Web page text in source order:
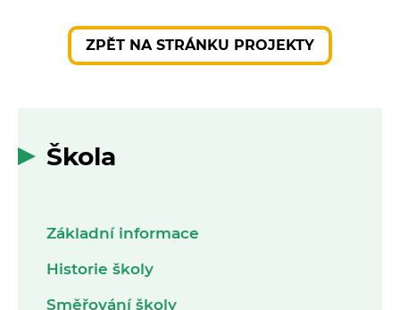
ZPĚT NA STRÁNKU PROJEKTY
Škola
Základní informace
Historie školy
Směřování školy